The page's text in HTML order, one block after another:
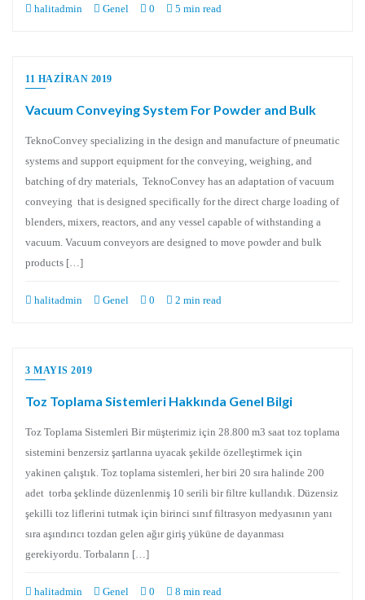
halitadmin Genel 0 5 min read
11 HAZIRAN 2019
Vacuum Conveying System For Powder and Bulk
TeknoConvey specializing in the design and manufacture of pneumatic
systems and support equipment for the conveying, weighing, and
batching of dry materials, TeknoConvey has an adaptation of vacuum
conveying that is designed specifically for the direct charge loading of
blenders, mixers, reactors, and any vessel capable of withstanding a
vacuum. Vacuum conveyors are designed to move powder and bulk
products […]
halitadmin Genel 0 2 min read
3 MAYIS 2019
Toz Toplama Sistemleri Hakkında Genel Bilgi
Toz Toplama Sistemleri Bir müşterimiz için 28.800 m3 saat toz toplama
sistemini benzersiz şartlarına uyacak şekilde özelleştirmek için
yakinen çalıştık. Toz toplama sistemleri, her biri 20 sıra halinde 200
adet torba şeklinde düzenlenmiş 10 serili bir filtre kullandık. Düzensiz
şekilli toz liflerini tutmak için birinci sınıf filtrasyon medyasının yanı
sıra aşındırıcı tozdan gelen ağır giriş yüküne de dayanması
gerekiyordu. Torbaların […]
halitadmin Genel 0 8 min read